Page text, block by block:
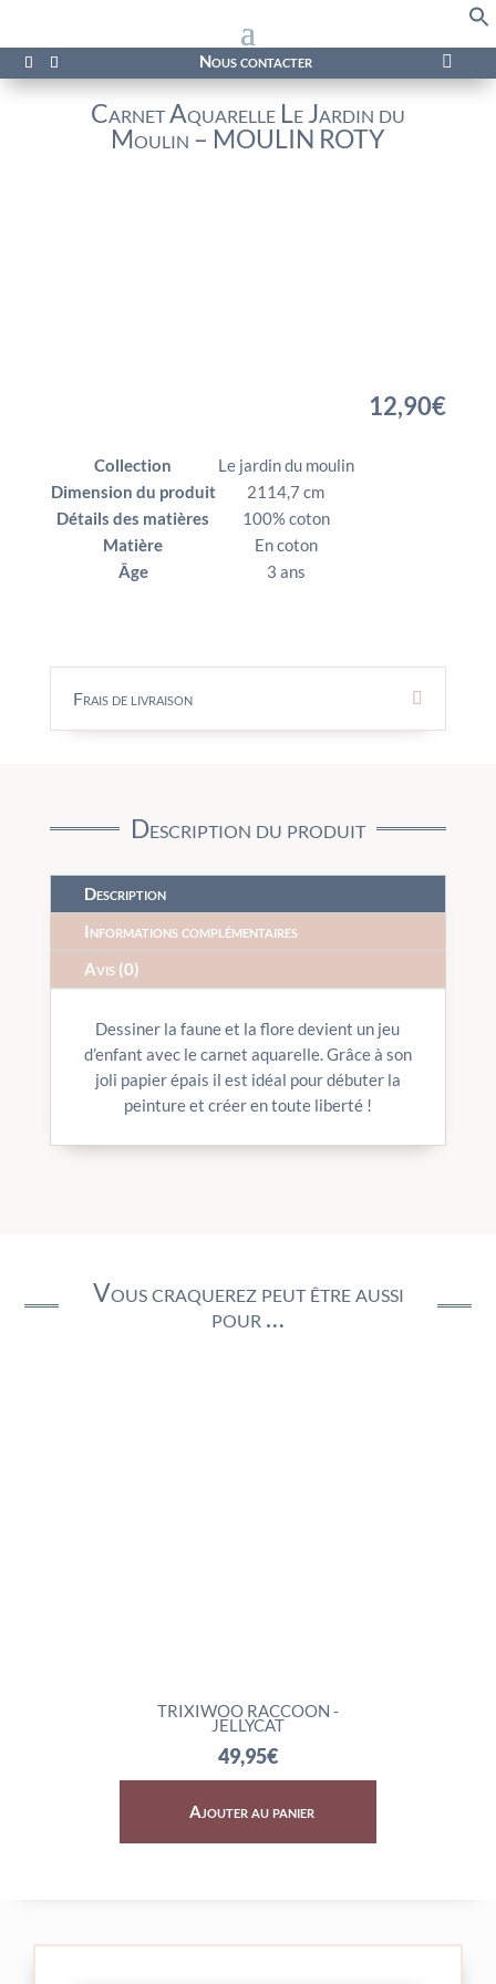
Nous contacter 
Carnet Aquarelle Le Jardin du
Moulin – MOULIN ROTY
12,90€
Collection
Le jardin du moulin
Dimension du produit
2114,7 cm
Détails des matières
100% coton
Matière
En coton
Âge
3 ans
Frais de livraison
Description du produit
Description
Informations complémentaires
Avis (0)
Dessiner la faune et la flore devient un jeu
d’enfant avec le carnet aquarelle. Grâce à son
joli papier épais il est idéal pour débuter la
peinture et créer en toute liberté !
Vous craquerez peut être aussi
pour …
TRIXIWOO RACCOON -
JELLYCAT
49,95€
Ajouter au panier